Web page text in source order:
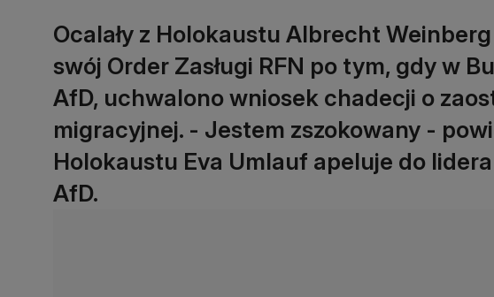
Ocalały z Holokaustu Albrecht
swój Order Zasługi RFN po tym, gdy w
AfD, uchwalono wniosek chadecji o
migracyjnej. - Jestem zszokowany -
Holokaustu Eva Umlauf apeluje do lidera
AfD.